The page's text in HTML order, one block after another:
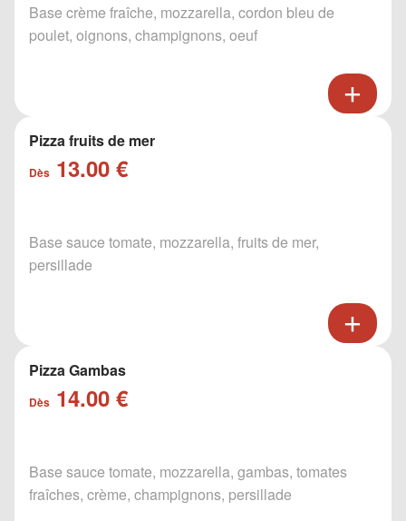
Base crème fraîche, mozzarella, cordon bleu de
poulet, oignons, champignons, oeuf
Pizza fruits de mer
Dès 13.00 €
Base sauce tomate, mozzarella, fruits de mer,
persillade
Pizza Gambas
Dès 14.00 €
Base sauce tomate, mozzarella, gambas, tomates
fraîches, crème, champignons, persillade